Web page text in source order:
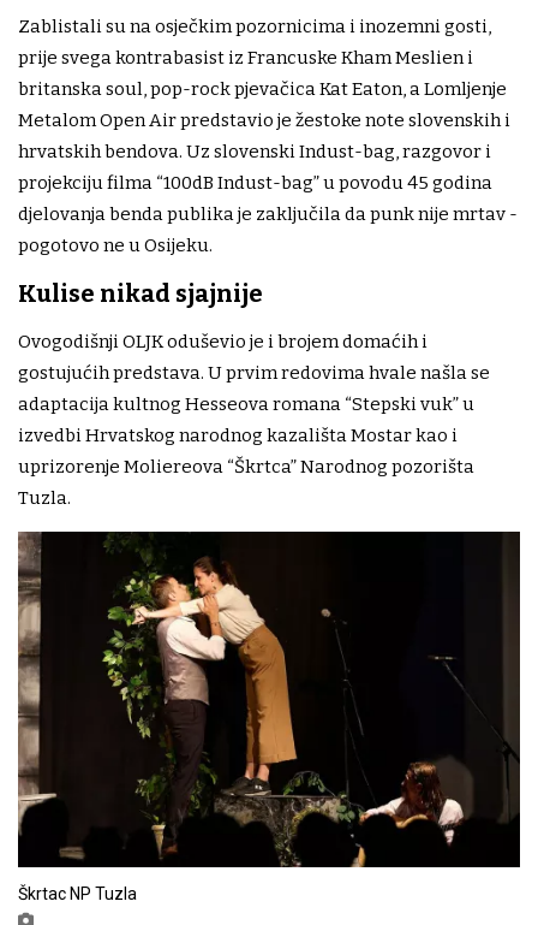
Zablistali su na osječkim pozornicima i inozemni gosti,
prije svega kontrabasist iz Francuske Kham Meslien i
britanska soul, pop-rock pjevačica Kat Eaton, a Lomljenje
Metalom Open Air predstavio je žestoke note slovenskih i
hrvatskih bendova. Uz slovenski Indust-bag, razgovor i
projekciju filma “100dB Indust-bag” u povodu 45 godina
djelovanja benda publika je zaključila da punk nije mrtav -
pogotovo ne u Osijeku.
Kulise nikad sjajnije
Ovogodišnji OLJK oduševio je i brojem domaćih i
gostujućih predstava. U prvim redovima hvale našla se
adaptacija kultnog Hesseova romana “Stepski vuk” u
izvedbi Hrvatskog narodnog kazališta Mostar kao i
uprizorenje Moliereova “Škrtca” Narodnog pozorišta
Tuzla.
Škrtac NP Tuzla